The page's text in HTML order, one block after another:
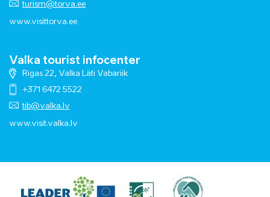
turism@torva.ee
www.visittorva.ee
Valka tourist infocenter
Rigas 22, Valka Läti Vabariik
+371 6472 5522
tib@valka.lv
www.visit.valka.lv